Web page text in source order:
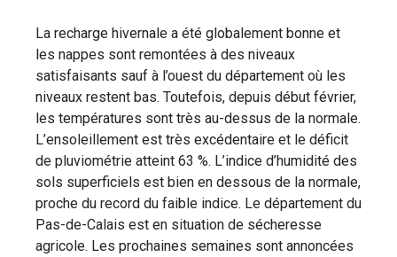
La recharge hivernale a été globalement bonne et
les nappes sont remontées à des niveaux
satisfaisants sauf à l’ouest du département où les
niveaux restent bas. Toutefois, depuis début février,
les températures sont très au-dessus de la normale.
L’ensoleillement est très excédentaire et le déficit
de pluviométrie atteint 63 %. L’indice d’humidité des
sols superficiels est bien en dessous de la normale,
proche du record du faible indice. Le département du
Pas-de-Calais est en situation de sécheresse
agricole. Les prochaines semaines sont annoncées